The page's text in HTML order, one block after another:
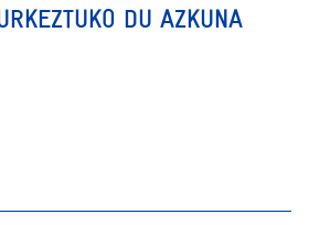
DU AZKUNA